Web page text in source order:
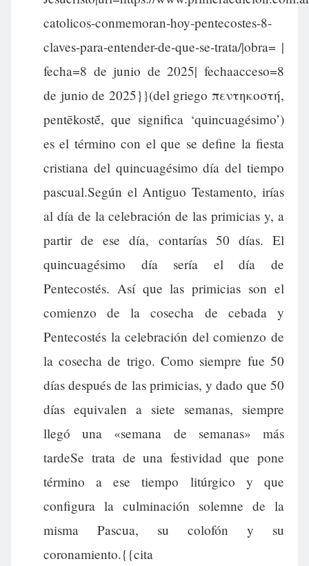
catolicos-conmemoran-hoy-pentecostes-8-
claves-para-entender-de-que-se-trata/|obra= |
fecha=8 de junio de 2025| fechaacceso=8
de junio de 2025}}(del griego πεντηκοστή,
pentēkostḗ, que significa ‘quincuagésimo’)
es el término con el que se define la fiesta
cristiana del quincuagésimo día del tiempo
pascual.Según el Antiguo Testamento, irías
al día de la celebración de las primicias y, a
partir de ese día, contarías 50 días. El
quincuagésimo día sería el día de
Pentecostés. Así que las primicias son el
comienzo de la cosecha de cebada y
Pentecostés la celebración del comienzo de
la cosecha de trigo. Como siempre fue 50
días después de las primicias, y dado que 50
días equivalen a siete semanas, siempre
llegó una «semana de semanas» más
tardeSe trata de una festividad que pone
término a ese tiempo litúrgico y que
configura la culminación solemne de la
misma Pascua, su colofón y su
coronamiento.{{cita